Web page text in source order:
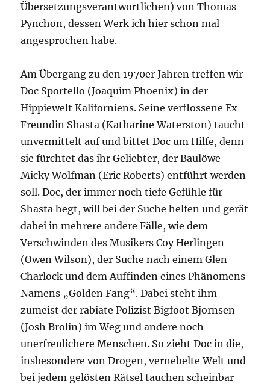
Übersetzungsverantwortlichen) von Thomas
Pynchon, dessen Werk ich hier schon mal
angesprochen habe.
Am Übergang zu den 1970er Jahren treffen wir
Doc Sportello (Joaquim Phoenix) in der
Hippiewelt Kaliforniens. Seine verflossene Ex-
Freundin Shasta (Katharine Waterston) taucht
unvermittelt auf und bittet Doc um Hilfe, denn
sie fürchtet das ihr Geliebter, der Baulöwe
Micky Wolfman (Eric Roberts) entführt werden
soll. Doc, der immer noch tiefe Gefühle für
Shasta hegt, will bei der Suche helfen und gerät
dabei in mehrere andere Fälle, wie dem
Verschwinden des Musikers Coy Herlingen
(Owen Wilson), der Suche nach einem Glen
Charlock und dem Auffinden eines Phänomens
Namens „Golden Fang“. Dabei steht ihm
zumeist der rabiate Polizist Bigfoot Bjornsen
(Josh Brolin) im Weg und andere noch
unerfreulichere Menschen. So zieht Doc in die,
insbesondere von Drogen, vernebelte Welt und
bei jedem gelösten Rätsel tauchen scheinbar